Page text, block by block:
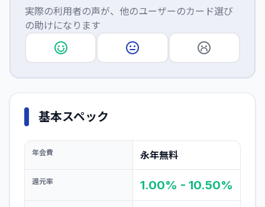
実際の利用者の声が、他のユーザーのカード選び
の助けになります
基本スペック
年会費 永年無料
還元率 1.00% - 10.50%